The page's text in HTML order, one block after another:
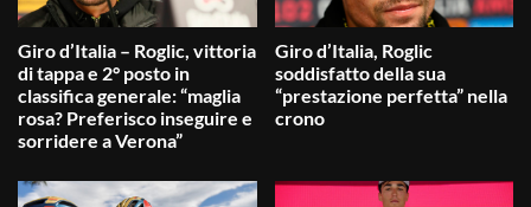
Giro d’Italia – Roglic, vittoria
di tappa e 2° posto in
classifica generale: “maglia
rosa? Preferisco inseguire e
sorridere a Verona”
Giro d’Italia, Roglic
soddisfatto della sua
“prestazione perfetta” nella
crono